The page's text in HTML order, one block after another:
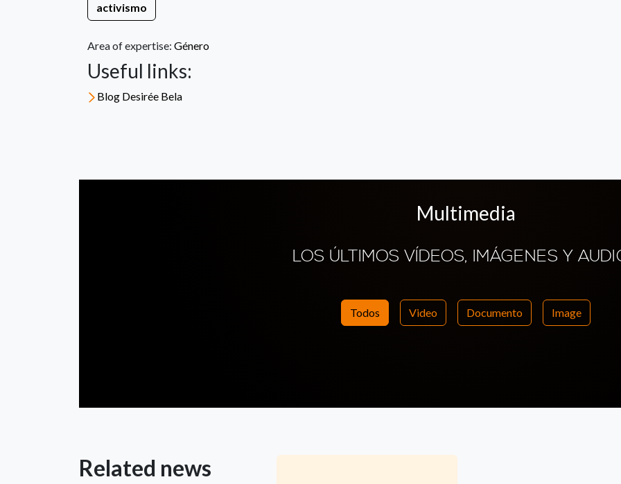
activismo
Area of expertise: Género
Useful links:
Blog Desirée Bela
Multimedia
LOS ÚLTIMOS VÍDEOS, IMÁGENES Y
Todos Video Documento Image
Related news